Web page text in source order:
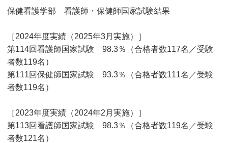
保健看護学部 看護師・保健師国家試験結果
［2024年度実績（2025年3月実施）］
第114回看護師国家試験 98.3％（合格者数117名／受験
者数119名）
第111回保健師国家試験 93.3％（合格者数111名／受験
者数119名）
［2023年度実績（2024年2月実施）］
第113回看護師国家試験 98.3％（合格者数119名／受験
者数121名）